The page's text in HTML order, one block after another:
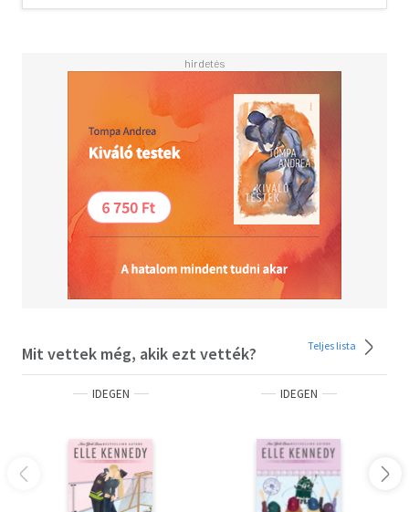
<BR>'A brilliant page-turner just soaked in glamour and
Sisters:<BR><BR>'A masterclass in beautiful writing' -
The Sun<BR><BR>'Heart-wrenching, uplifting and utterly
enthralling' - Lucy Foley, author of The Hunting
Party<BR><BR>'A breathtaking adventure' - Lancashire
Evening Post<BR><BR>Five-Star Reader Reviews:<BR>
<BR>'Absolutely incredible'<BR>'Totally
addictive'<BR>'Ideal for when you need to escape'
Mit vettek még, akik ezt vették? Teljes lista
IDEGEN IDEGEN